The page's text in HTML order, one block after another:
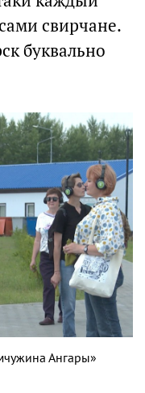
свирчане.
буквально
Ангары»